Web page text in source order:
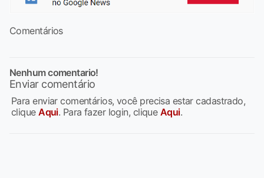
Comentários
Nenhum comentario!
Enviar comentário
Para enviar comentários, você precisa estar cadastrado,
cliqueAqui. Para fazer login, clique Aqui.